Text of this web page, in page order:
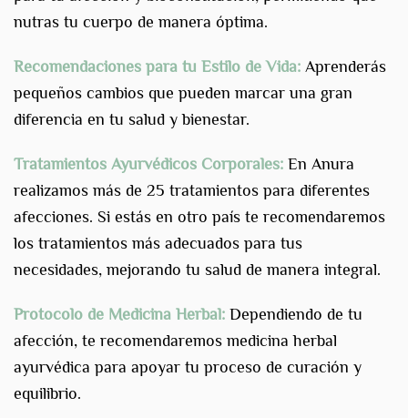
nutras tu cuerpo de manera óptima.
Recomendaciones para tu Estilo de Vida: Aprenderás
pequeños cambios que pueden marcar una gran
diferencia en tu salud y bienestar.
Tratamientos Ayurvédicos Corporales: En Anura
realizamos más de 25 tratamientos para diferentes
afecciones. Si estás en otro país te recomendaremos
los tratamientos más adecuados para tus
necesidades, mejorando tu salud de manera integral.
Protocolo de Medicina Herbal: Dependiendo de tu
afección, te recomendaremos medicina herbal
ayurvédica para apoyar tu proceso de curación y
equilibrio.